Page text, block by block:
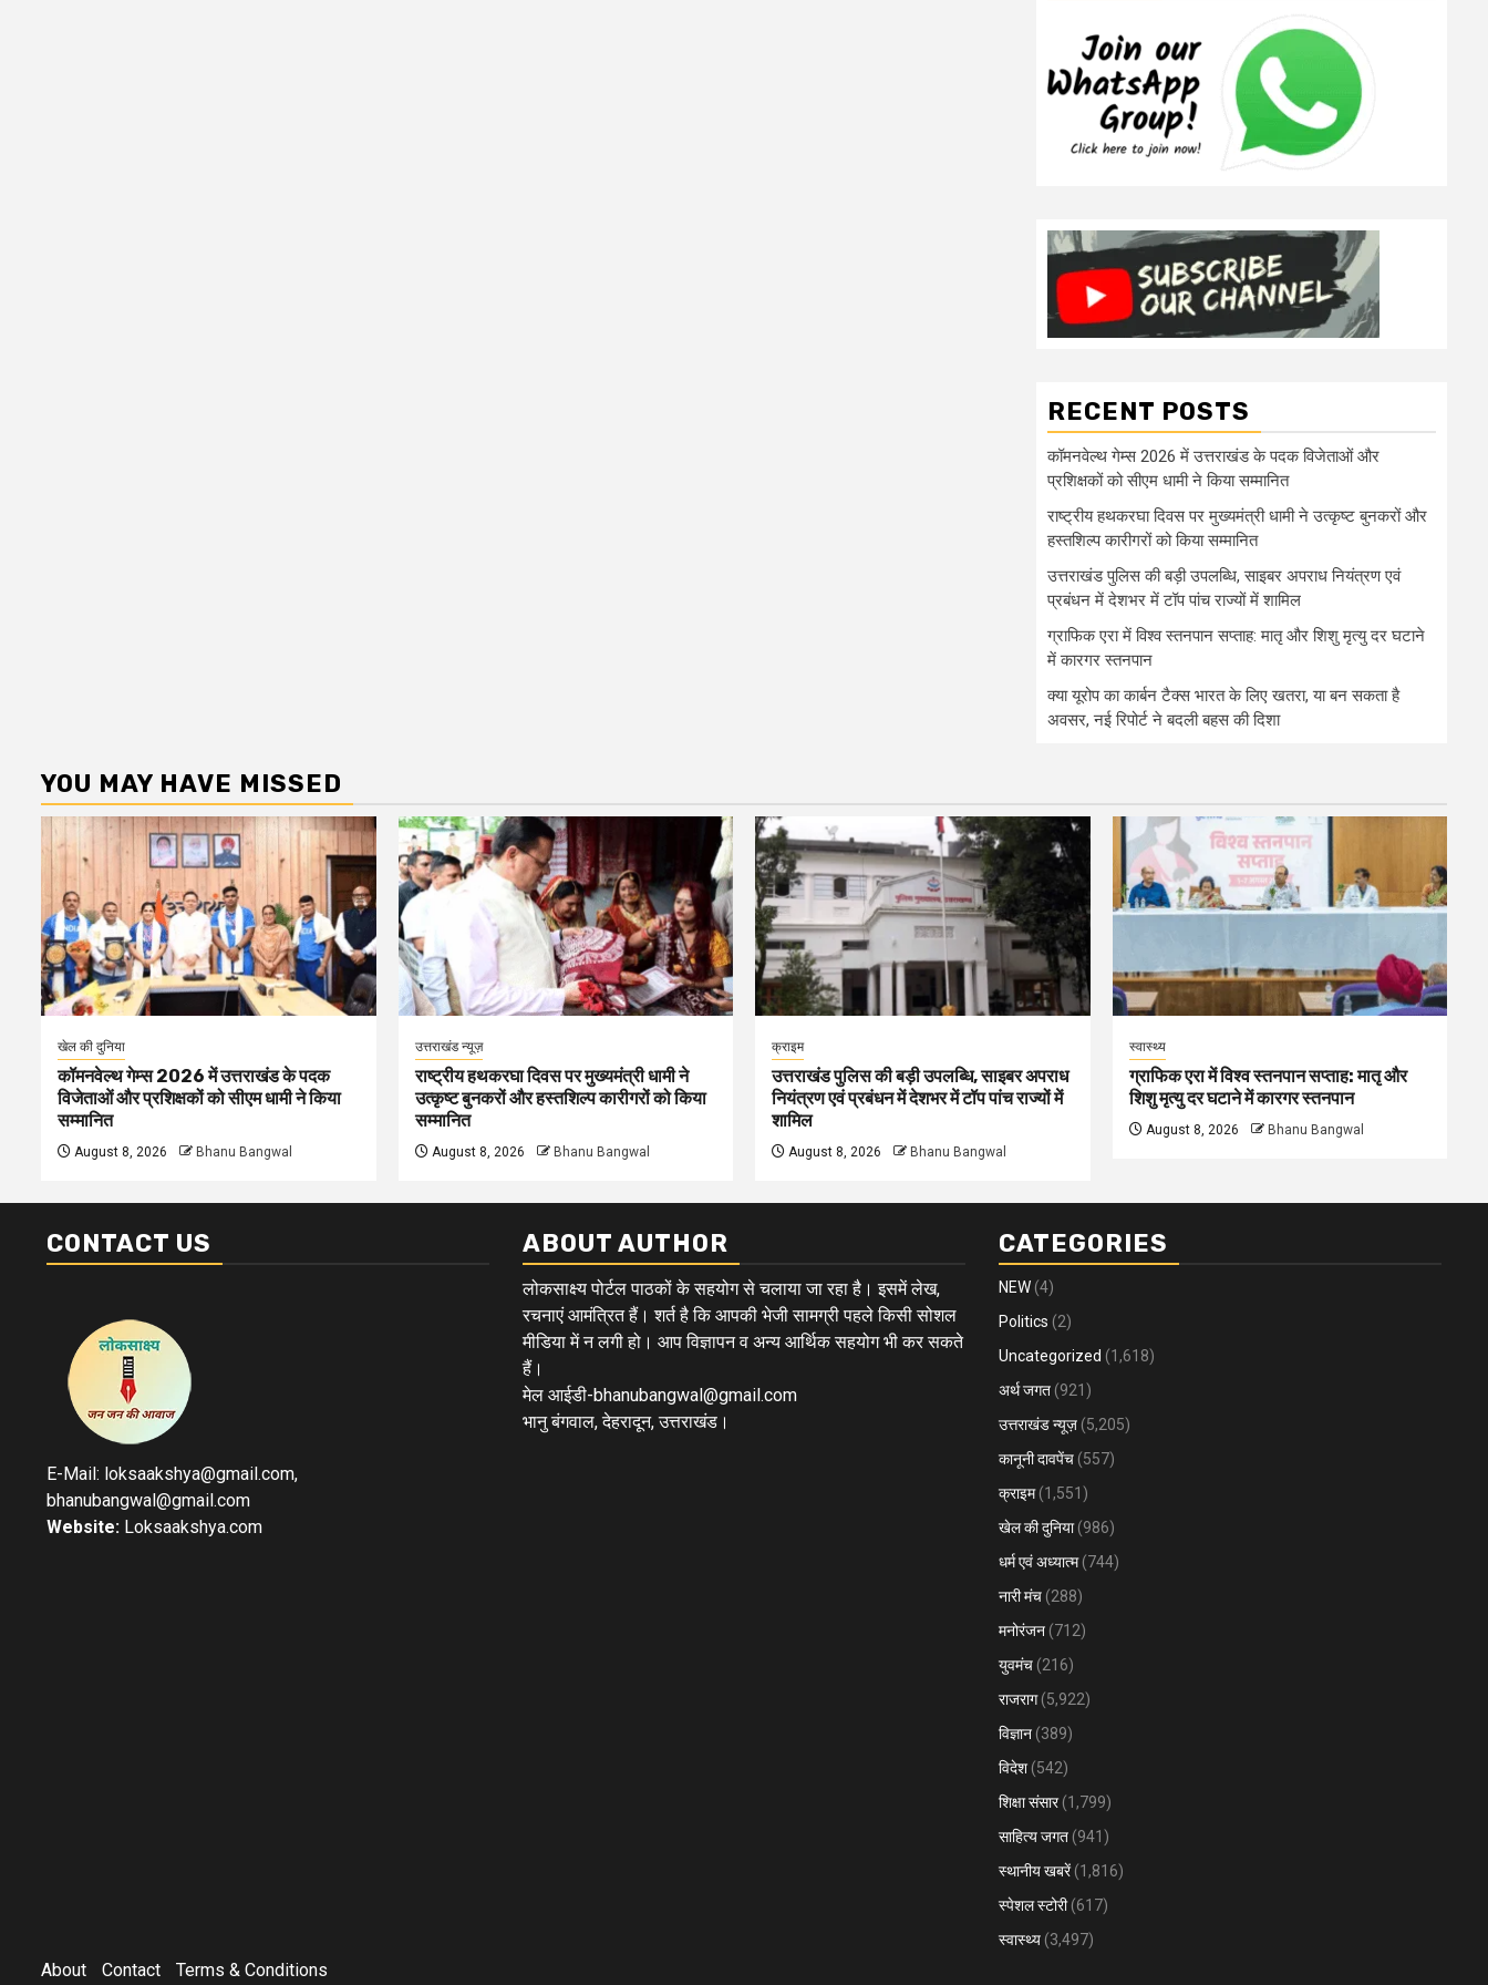
RECENT POSTS
कॉमनवेल्थ गेम्स 2026 में उत्तराखंड के पदक विजेताओं और
प्रशिक्षकों को सीएम धामी ने किया सम्मानित
राष्ट्रीय हथकरघा दिवस पर मुख्यमंत्री धामी ने उत्कृष्ट बुनकरों और
हस्तशिल्प कारीगरों को किया सम्मानित
उत्तराखंड पुलिस की बड़ी उपलब्धि, साइबर अपराध नियंत्रण एवं
प्रबंधन में देशभर में टॉप पांच राज्यों में शामिल
ग्राफिक एरा में विश्व स्तनपान सप्ताह: मातृ और शिशु मृत्यु दर घटाने
में कारगर स्तनपान
क्या यूरोप का कार्बन टैक्स भारत के लिए खतरा, या बन सकता है
अवसर, नई रिपोर्ट ने बदली बहस की दिशा
YOU MAY HAVE MISSED
खेल की दुनिया
कॉमनवेल्थ गेम्स 2026 में उत्तराखंड के पदक
विजेताओं और प्रशिक्षकों को सीएम धामी ने किया
सम्मानित
August 8, 2026 Bhanu Bangwal
उत्तराखंड न्यूज़
राष्ट्रीय हथकरघा दिवस पर मुख्यमंत्री धामी ने
उत्कृष्ट बुनकरों और हस्तशिल्प कारीगरों को किया
सम्मानित
August 8, 2026 Bhanu Bangwal
क्राइम
उत्तराखंड पुलिस की बड़ी उपलब्धि, साइबर अपराध
नियंत्रण एवं प्रबंधन में देशभर में टॉप पांच राज्यों में
शामिल
August 8, 2026 Bhanu Bangwal
स्वास्थ्य
ग्राफिक एरा में विश्व स्तनपान सप्ताह: मातृ और
शिशु मृत्यु दर घटाने में कारगर स्तनपान
August 8, 2026 Bhanu Bangwal
CONTACT US
E-Mail: loksaakshya@gmail.com,
bhanubangwal@gmail.com
Website: Loksaakshya.com
ABOUT AUTHOR
लोकसाक्ष्य पोर्टल पाठकों के सहयोग से चलाया जा रहा है। इसमें लेख,
रचनाएं आमंत्रित हैं। शर्त है कि आपकी भेजी सामग्री पहले किसी सोशल
मीडिया में न लगी हो। आप विज्ञापन व अन्य आर्थिक सहयोग भी कर सकते
हैं।
मेल आईडी-bhanubangwal@gmail.com
भानु बंगवाल, देहरादून, उत्तराखंड।
CATEGORIES
NEW (4)
Politics (2)
Uncategorized (1,618)
अर्थ जगत (921)
उत्तराखंड न्यूज़ (5,205)
कानूनी दावपेंच (557)
क्राइम(1,551)
खेल की दुनिया(986)
धर्म एवं अध्यात्म(744)
नारी मंच (288)
मनोरंजन (712)
युवमंच (216)
राजराग(5,922)
विज्ञान (389)
विदेश (542)
शिक्षा संसार(1,799)
साहित्य जगत (941)
स्थानीय खबरें(1,816)
स्पेशल स्टोरी(617)
स्वास्थ्य (3,497)
About Contact Terms & Conditions